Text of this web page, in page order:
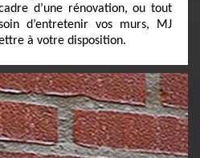
d’une rénovation, ou tout
d’entretenir vos murs, MJ
à votre disposition.